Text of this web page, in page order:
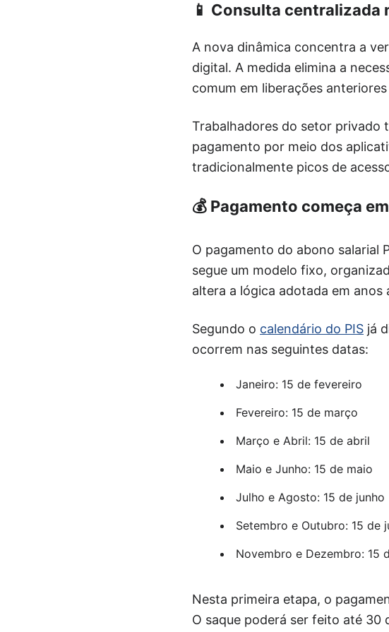
📱 Consulta centralizada
A nova dinâmica concentra a
digital. A medida elimina a
comum em liberações
Trabalhadores do setor privado
pagamento por meio dos
tradicionalmente picos de
💰 Pagamento começa
O pagamento do abono salarial
segue um modelo fixo,
altera a lógica adotada em anos
Segundo o calendário do PIS já
ocorrem nas seguintes datas:
Janeiro: 15 de fevereiro
Fevereiro: 15 de março
Março e Abril: 15 de abril
Maio e Junho: 15 de maio
Julho e Agosto: 15 de junho
Setembro e Outubro: 15 de
Novembro e Dezembro: 15
Nesta primeira etapa, o
O saque poderá ser feito até 30